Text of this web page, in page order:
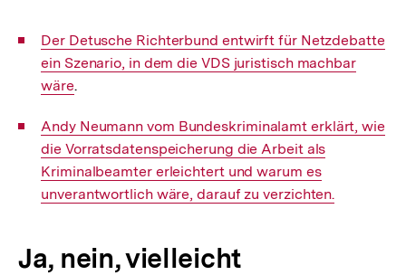
Interner
Link:
Der Detusche Richterbund entwirft für Netzdebatte
ein Szenario, in dem die VDS juristisch machbar
wäre.
Interner
Link:
Andy Neumann vom Bundeskriminalamt erklärt, wie
die Vorratsdatenspeicherung die Arbeit als
Kriminalbeamter erleichtert und warum es
unverantwortlich wäre, darauf zu verzichten.
Ja, nein, vielleicht